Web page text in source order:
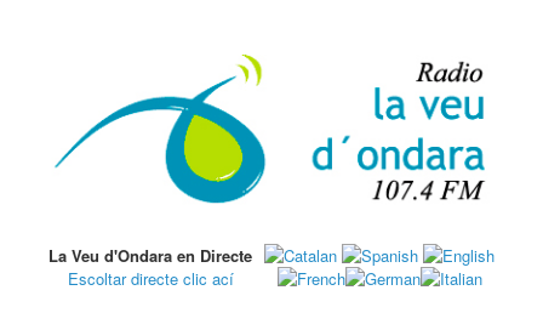
La Veu d'Ondara en Directe
Escoltar directe clic ací